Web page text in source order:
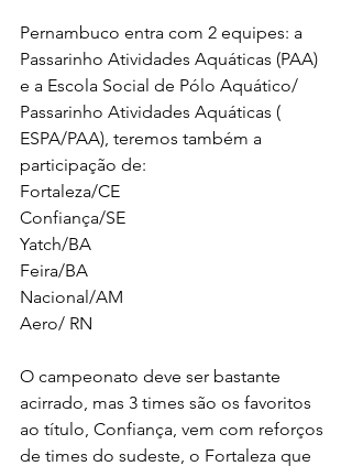
Pernambuco entra com 2 equipes: a
Passarinho Atividades Aquáticas (PAA)
e a Escola Social de Pólo Aquático/
Passarinho Atividades Aquáticas (
ESPA/PAA), teremos também a
participação de:
Fortaleza/CE
Confiança/SE
Yatch/BA
Feira/BA
Nacional/AM
Aero/ RN
O campeonato deve ser bastante
acirrado, mas 3 times são os favoritos
ao título, Confiança, vem com reforços
de times do sudeste, o Fortaleza que